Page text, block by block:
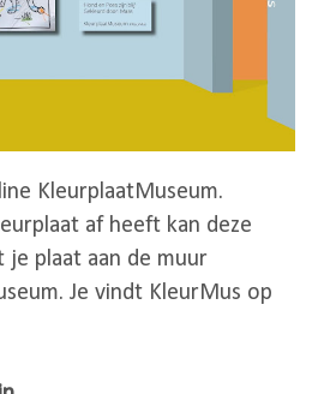
KleurplaatMuseum.
af heeft kan deze
plaat aan de muur
Je vindt KleurMus op